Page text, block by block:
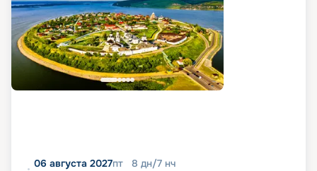
06 августа 2027пт 8 дн/7 нч